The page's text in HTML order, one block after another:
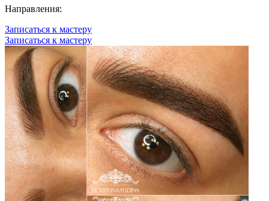
Направления:
Записаться к мастеру
Записаться к мастеру